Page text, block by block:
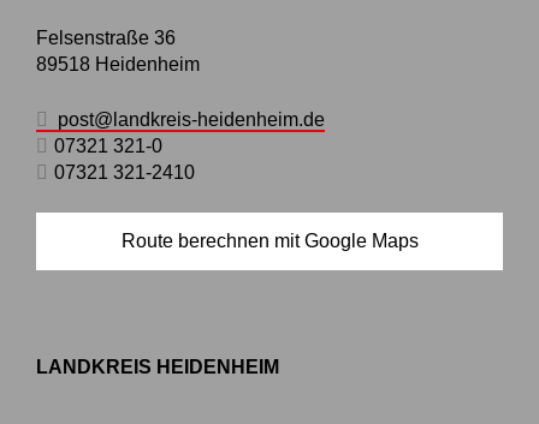
Felsenstraße 36
89518 Heidenheim
post@landkreis-heidenheim.de
07321 321-0
07321 321-2410
Route berechnen mit Google Maps
LANDKREIS HEIDENHEIM